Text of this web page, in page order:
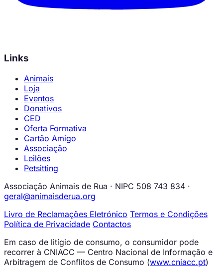
Links
Animais
Loja
Eventos
Donativos
CED
Oferta Formativa
Cartão Amigo
Associação
Leilões
Petsitting
Associação Animais de Rua · NIPC 508 743 834 ·
geral@animaisderua.org
Livro de Reclamações Eletrónico Termos e Condições
Política de Privacidade Contactos
Em caso de litígio de consumo, o consumidor pode
recorrer à CNIACC — Centro Nacional de Informação e
Arbitragem de Conflitos de Consumo (www.cniacc.pt)